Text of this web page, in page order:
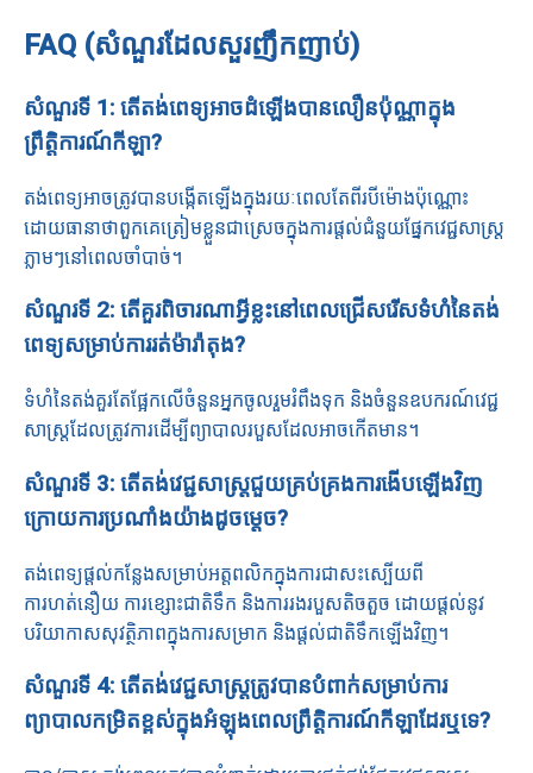
FAQ (សំណួរដែលសួរញឹកញាប់)
សំណួរទី 1: តើតង់ពេទ្យអាចដំឡើងបានលឿនប៉ុណ្ណាក្នុង
ព្រឹត្តិការណ៍កីឡា?
តង់ពេទ្យអាចត្រូវបានបង្កើតឡើងក្នុងរយៈពេលតែពីរបីម៉ោងប៉ុណ្ណោះ
ដោយធានាថាពួកគេត្រៀមខ្លួនជាស្រេចក្នុងការផ្តល់ជំនួយផ្នែកវេជ្ជសាស្រ្ត
ភ្លាមៗនៅពេលចាំបាច់។
សំណួរទី 2: តើគួរពិចារណាអ្វីខ្លះនៅពេលជ្រើសរើសទំហំនៃតង់
ពេទ្យសម្រាប់ការរត់ម៉ារ៉ាតុង?
ទំហំនៃតង់គួរតែផ្អែកលើចំនួនអ្នកចូលរួមរំពឹងទុក និងចំនួនឧបករណ៍វេជ្ជ
សាស្ត្រដែលត្រូវការដើម្បីព្យាបាលរបួសដែលអាចកើតមាន។
សំណួរទី 3: តើតង់វេជ្ជសាស្រ្តជួយគ្រប់គ្រងការងើបឡើងវិញ
ក្រោយការប្រណាំងយ៉ាងដូចម្តេច?
តង់ពេទ្យផ្តល់កន្លែងសម្រាប់អត្តពលិកក្នុងការជាសះស្បើយពី
ការហត់នឿយ ការខ្សោះជាតិទឹក និងការរងរបួសតិចតួច ដោយផ្តល់នូវ
បរិយាកាសសុវត្ថិភាពក្នុងការសម្រាក និងផ្តល់ជាតិទឹកឡើងវិញ។
សំណួរទី 4: តើតង់វេជ្ជសាស្រ្តត្រូវបានបំពាក់សម្រាប់ការ
ព្យាបាលកម្រិតខ្ពស់ក្នុងអំឡុងពេលព្រឹត្តិការណ៍កីឡាដែរឬទេ?